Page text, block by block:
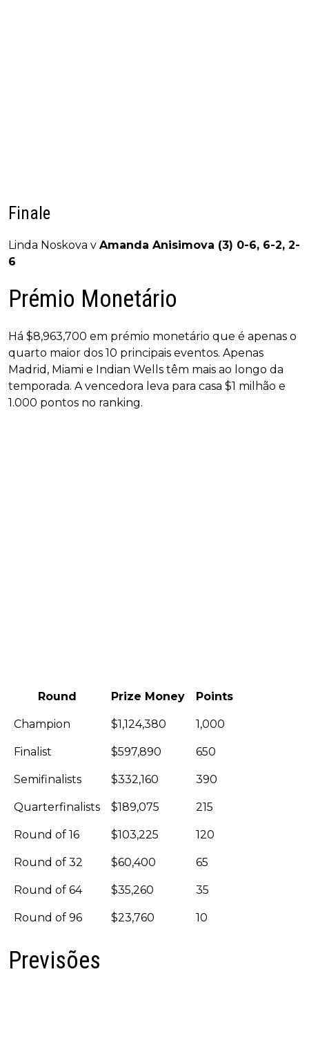
Finale
Linda Noskova v Amanda Anisimova (3) 0-6, 6-2, 2-
6
Prémio Monetário
Há $8,963,700 em prémio monetário que é apenas o
quarto maior dos 10 principais eventos. Apenas
Madrid, Miami e Indian Wells têm mais ao longo da
temporada. A vencedora leva para casa $1 milhão e
1.000 pontos no ranking.
Round Prize Money Points
Champion $1,124,380 1,000
Finalist $597,890 650
Semifinalists $332,160 390
Quarterfinalists $189,075 215
Round of 16 $103,225 120
Round of 32 $60,400 65
Round of 64 $35,260 35
Round of 96 $23,760 10
Previsões